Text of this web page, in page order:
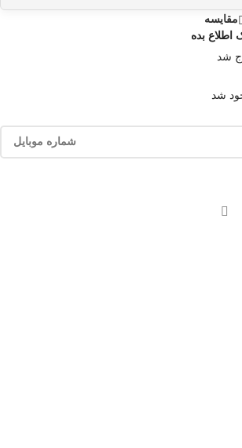
مقایسه
اطلاع بده
شد
شد